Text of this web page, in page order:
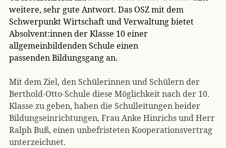
weitere, sehr gute Antwort. Das OSZ mit dem
Schwerpunkt Wirtschaft und Verwaltung bietet
Absolvent:innen der Klasse 10 einer
allgemeinbildenden Schule einen
passenden Bildungsgang an.
Mit dem Ziel, den Schülerinnen und Schülern der
Berthold-Otto-Schule diese Möglichkeit nach der 10.
Klasse zu geben, haben die Schulleitungen beider
Bildungseinrichtungen, Frau Anke Hinrichs und Herr
Ralph Buß, einen unbefristeten Kooperationsvertrag
unterzeichnet.